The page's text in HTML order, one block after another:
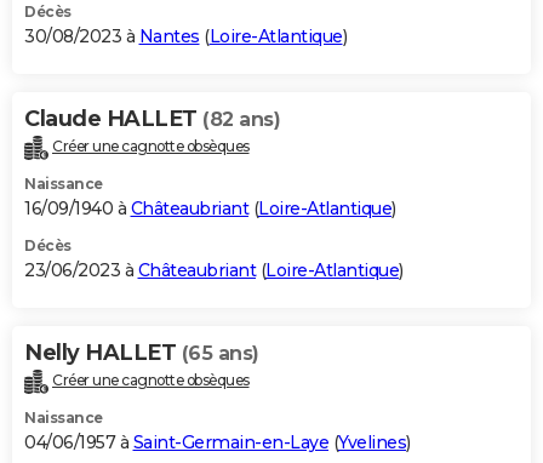
Décès
30/08/2023 à Nantes (Loire-Atlantique)
Claude HALLET (82 ans)
Créer une cagnotte obsèques
Naissance
16/09/1940 à Châteaubriant(Loire-Atlantique)
Décès
23/06/2023 à Châteaubriant(Loire-Atlantique)
Nelly HALLET (65 ans)
Créer une cagnotte obsèques
Naissance
04/06/1957 à Saint-Germain-en-Laye (Yvelines)